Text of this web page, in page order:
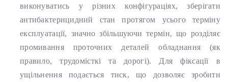
виконуватись у різних конфігураціях, зберігати
антибактерицидний стан протягом усього терміну
експлуатації, значно збільшуючи термін, що розділяє
промивання проточних деталей обладнання (як
правило, трудомісткі та дорогі). Для фіксації в
ущільнення подається тиск, що дозволяє зробити